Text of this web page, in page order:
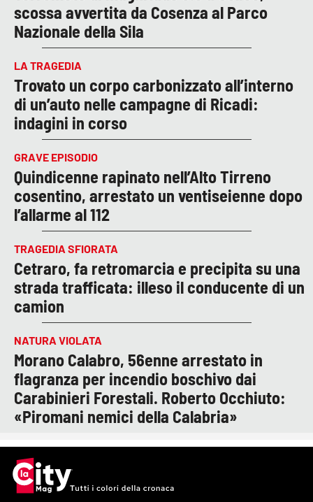
scossa avvertita da Cosenza al Parco
Nazionale della Sila
LA TRAGEDIA
Trovato un corpo carbonizzato all’interno
di un’auto nelle campagne di Ricadi:
indagini in corso
GRAVE EPISODIO
Quindicenne rapinato nell’Alto Tirreno
cosentino, arrestato un ventiseienne dopo
l’allarme al 112
TRAGEDIA SFIORATA
Cetraro, fa retromarcia e precipita su una
strada trafficata: illeso il conducente di un
camion
NATURA VIOLATA
Morano Calabro, 56enne arrestato in
flagranza per incendio boschivo dai
Carabinieri Forestali. Roberto Occhiuto:
«Piromani nemici della Calabria»